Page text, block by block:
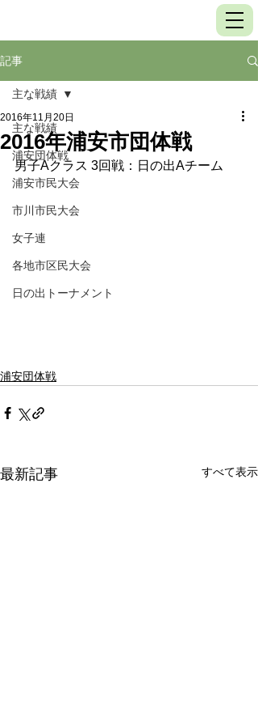
記事
主な戦績
浦安団体戦
浦安市民大会
市川市民大会
女子連
各地市区民大会
日の出トーナメント
主な戦績
2016年浦安市団体戦
2016年11月20日
男子Aクラス 3回戦：日の出Aチーム
浦安団体戦
最新記事 すべて表示